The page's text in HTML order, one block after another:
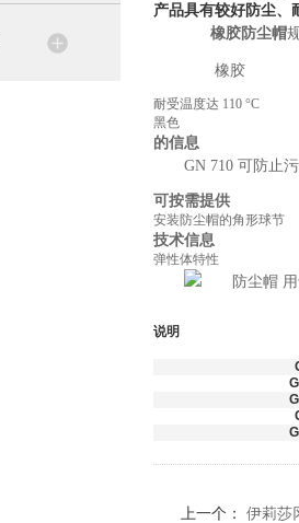
产品具有较好防尘、
橡胶防尘帽
橡胶
耐受温度达 110 °C
黑色
的信息
GN 710 可防止
可按需提供
安装防尘帽的角形球节
技术信息
弹性体特性
说明
上一个： 伊莉莎